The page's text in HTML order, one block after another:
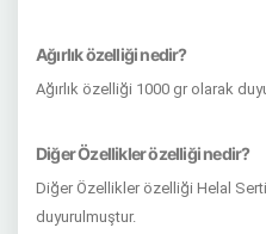
Ağırlık özelliği nedir?
Ağırlık özelliği 1000 gr olarak
Diğer Özellikler özelliği nedir?
Diğer Özellikler özelliği Helal
duyurulmuştur.